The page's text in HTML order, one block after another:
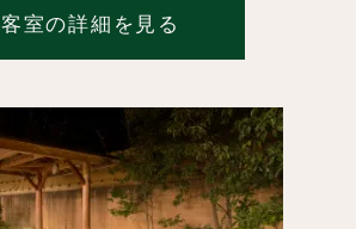
客室の詳細を見る